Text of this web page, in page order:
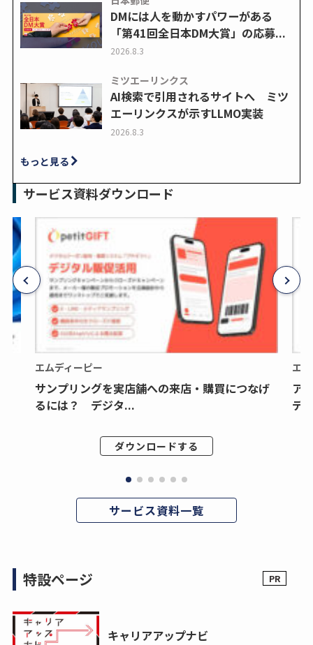
DMには人を動かすパワーがある
「第41回全日本DM大賞」の応募...
2026.8.3
ミツエーリンクス
AI検索で引用されるサイトへ ミツ
エーリンクスが示すLLMO実装
2026.8.3
もっと見る
サービス資料ダウンロード
エムディーピー
サンプリングを実店舗への来店・購買につなげ
るには？ デジタ...
ダウンロードする
エ
ア
デ
サービス資料一覧
特設ページ
キャリアアップナビ